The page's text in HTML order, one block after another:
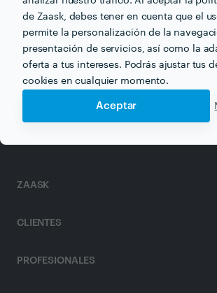
de Zaask, debes tener en cuenta que el
permite la personalización de la
presentación de servicios, así como la
oferta a tus intereses. Podrás ajustar tus
cookies en cualquier momento.
Aceptar
Otros servicios proporcionados por
Mundafa
Animación de Fiestas en cordoba
ZAASK
CLIENTES
PROFESIONALES